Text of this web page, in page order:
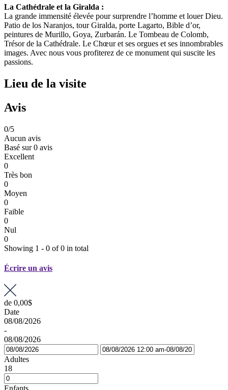
La Cathédrale et la Giralda :
La grande immensité élevée pour surprendre l’homme et louer Dieu.
Patio de los Naranjos, tour Giralda, porte Lagarto, Bible d’or,
peintures de Murillo, Goya, Zurbarán. Le Tombeau de Colomb,
Trésor de la Cathédrale. Le Chœur et ses orgues et ses innombrables
images. Avec nous vous profiterez de ce monument qui suscite les
passions.
Lieu de la visite
Avis
0/5
Aucun avis
Basé sur0 avis
Excellent
0
Très bon
0
Moyen
0
Faible
0
Nul
0
Showing 1 - 0 of 0 in total
Écrire un avis
de 0,00$
Date
08/08/2026
-
08/08/2026
Adultes
18
Enfants